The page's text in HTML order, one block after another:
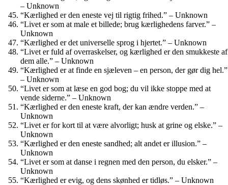
– Unknown
“Kærlighed er den eneste vej til rigtig frihed.” – Unknown
“Livet er som at male et billede; brug kærlighedens farver.” –
Unknown
“Kærlighed er det universelle sprog i hjertet.” – Unknown
“Livet er fuld af overraskelser, og kærlighed er den smukkeste af
dem alle.” – Unknown
“Kærlighed er at finde en sjæleven – en person, der gør dig hel.”
– Unknown
“Livet er som at læse en god bog; du vil ikke stoppe med at
vende siderne.” – Unknown
“Kærlighed er den eneste kraft, der kan ændre verden.” –
Unknown
“Livet er for kort til at være alvorligt; husk at grine og elske.” –
Unknown
“Kærlighed er den eneste sandhed; alt andet er illusion.” –
Unknown
“Livet er som at danse i regnen med den person, du elsker.” –
Unknown
“Kærlighed er evig, og dens skønhed er tidløs.” – Unknown